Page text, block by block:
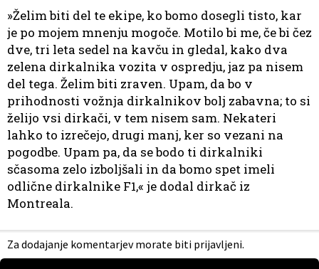
»Želim biti del te ekipe, ko bomo dosegli tisto, kar
je po mojem mnenju mogoče. Motilo bi me, če bi čez
dve, tri leta sedel na kavču in gledal, kako dva
zelena dirkalnika vozita v ospredju, jaz pa nisem
del tega. Želim biti zraven. Upam, da bo v
prihodnosti vožnja dirkalnikov bolj zabavna; to si
želijo vsi dirkači, v tem nisem sam. Nekateri
lahko to izrečejo, drugi manj, ker so vezani na
pogodbe. Upam pa, da se bodo ti dirkalniki
sčasoma zelo izboljšali in da bomo spet imeli
odlične dirkalnike F1,« je dodal dirkač iz
Montreala.
Za dodajanje komentarjev morate biti prijavljeni.